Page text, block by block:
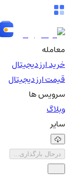
معامله
خرید ارز دیجیتال
قیمت ارز دیجیتال
سرویس ها
وبلاگ
سایر
درحال بارگذاری...